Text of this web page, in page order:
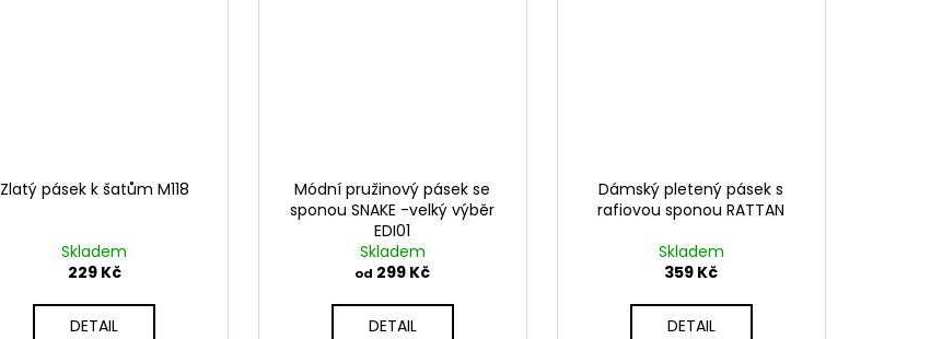
Zlatý pásek k šatům M118
Skladem
229 Kč
DETAIL
Módní pružinový pásek se
sponou SNAKE -velký výběr
EDI01
Skladem
od 299 Kč
DETAIL
Dámský pletený pásek s
rafiovou sponou RATTAN
Skladem
359 Kč
DETAIL